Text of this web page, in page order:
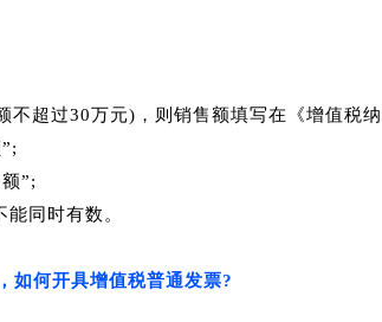
超过30万元)，则销售额填写在《增值税
”;
同时有数。
如何开具增值税普通发票?